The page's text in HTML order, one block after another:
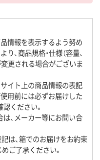
情報を表示するよう努め
、商品規格・仕様（容量、
変更される場合がございま
イト上の商品情報の表記
用前には必ずお届けした
ください。
、メーカー等にお問い合
記は、箱でのお届けをお約束
ご了承ください。